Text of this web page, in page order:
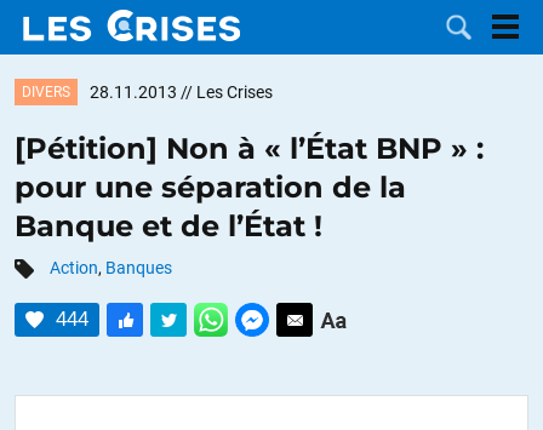
LES
DOSSIERS
CATÉGORIES
MOTS CLÉS
NOUS
DIVERS 28.11.2013 // Les Crises
[Pétition] Non à « l’État BNP » :
pour une séparation de la
Banque et de l’État !
Action, Banques
444